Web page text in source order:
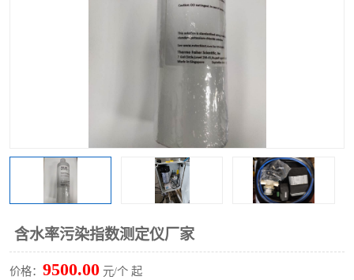
含水率污染指数测定仪厂家
价格： 9500.00 元/个 起